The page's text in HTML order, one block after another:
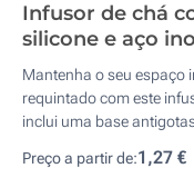
Infusor de chá
silicone e aço
Mantenha o seu espaço
requintado com este
inclui uma base
Preço a partir de:1,27 €